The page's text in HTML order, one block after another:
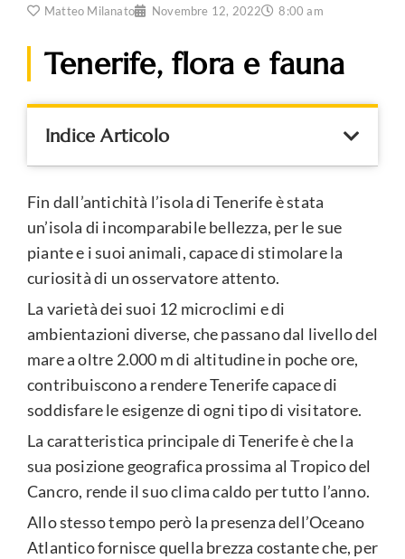
Matteo Milanato Novembre 12, 2022 8:00 am
Tenerife, flora e fauna
Indice Articolo
Fin dall’antichità l’isola di Tenerife è stata
un’isola di incomparabile bellezza, per le sue
piante e i suoi animali, capace di stimolare la
curiosità di un osservatore attento.
La varietà dei suoi 12 microclimi e di
ambientazioni diverse, che passano dal livello del
mare a oltre 2.000 m di altitudine in poche ore,
contribuiscono a rendere Tenerife capace di
soddisfare le esigenze di ogni tipo di visitatore.
La caratteristica principale di Tenerife è che la
sua posizione geografica prossima al Tropico del
Cancro, rende il suo clima caldo per tutto l’anno.
Allo stesso tempo però la presenza dell’Oceano
Atlantico fornisce quella brezza costante che, per